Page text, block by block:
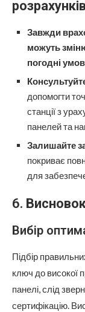
розрахунків
Завжди
можуть
погодні
допомогти
станції з
панелей та
Залишайте
покриває
для
6.
Вибір
Підбір
ключ до високої
панелі, слід
сертифікацію.